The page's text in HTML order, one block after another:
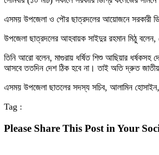
এসময় উপজেলা ও পৌর ছাত্রদলের আয়োজনে সরকারী
উপজেলা ছাত্রদলের আহবায়ক সাইদুর রহমান মিঠু বলেন,
তিনি আরো বলেন, মাগুরায় ধর্ষিত শিশু আছিয়ার ধর্ষকসহ
আসবে ততদিন দেশ ঠিক হবে না। তাই অতি দ্রুত জাতীয়
এসময় উপজেলা ছাতলের সদস্য সচিব, আলামিন হোসাইন,
Tag :
Please Share This Post in Your